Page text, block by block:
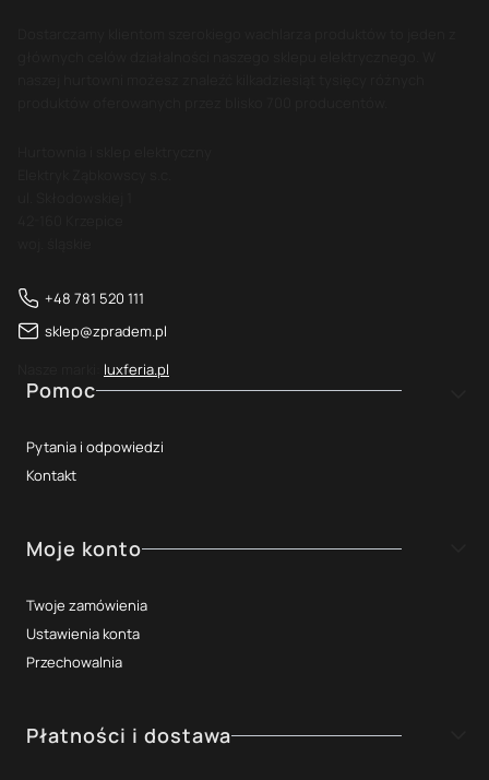
+48 781 520 111
sklep@zpradem.pl
luxferia.pl
Linki w stopce
Pomoc
Pytania i odpowiedzi
Kontakt
Moje konto
Twoje zamówienia
Ustawienia konta
Przechowalnia
Płatności i dostawa